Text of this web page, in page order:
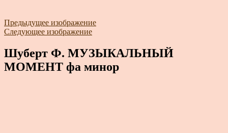
Предыдущее изображение
Следующее изображение
Шуберт Ф. МУЗЫКАЛЬНЫЙ
МОМЕНТ фа минор